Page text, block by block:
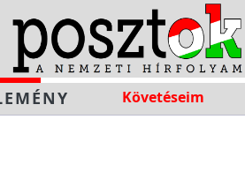
Követéseim